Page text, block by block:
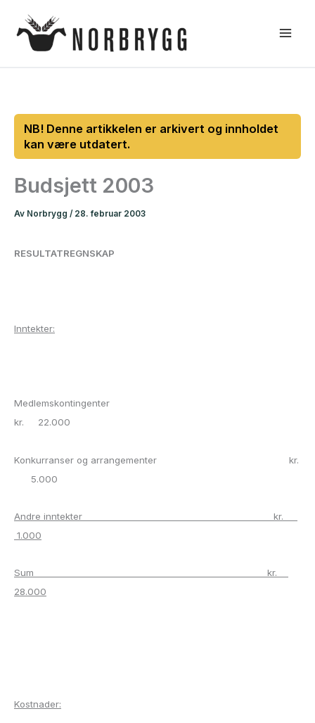
rett
Budsjett 2003
Av Norbrygg / 28. februar 2003
RESULTATREGNSKAP
Inntekter:
Medlemskontingenter
kr. 22.000
Konkurranser og arrangementer kr.
5.000
Andre inntekter kr.
1.000
Sum kr.
28.000
Kostnader: